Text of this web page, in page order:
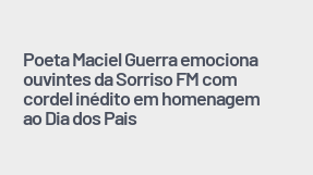
Poeta Maciel Guerra emociona
ouvintes da Sorriso FM com
cordel inédito em homenagem
ao Dia dos Pais